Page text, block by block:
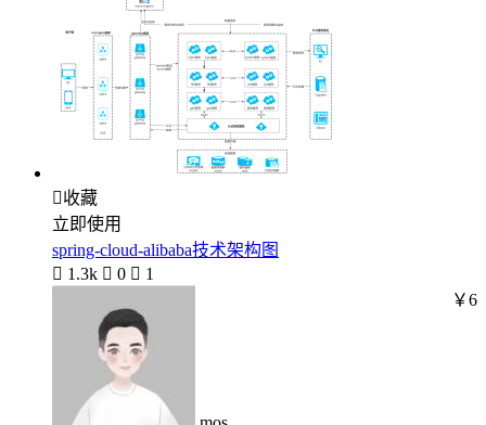
收藏
立即使用
spring-cloud-alibaba技术架构图
 1.3k  0  1
￥6